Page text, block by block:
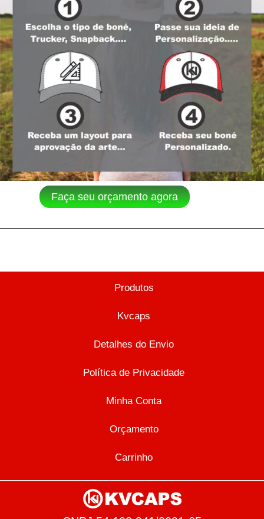
Faça seu orçamento agora
Produtos
Kvcaps
Detalhes do Envio
Política de Privacidade
Minha Conta
Orçamento
Carrinho